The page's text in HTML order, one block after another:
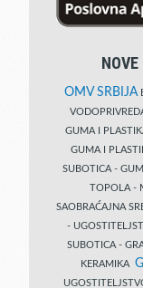
OMV SRBIJA
GUMA I
GUMA I
SUBOTICA -
TOPOLA -
SAOBRAĆAJNA
-
SUBOTICA -
KERAMIKA